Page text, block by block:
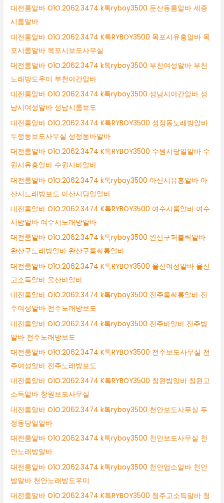
대전룸알바 O1O.2062.3474 k톡ryboy3500 둔산동룸알바 세종
시룸알바
대전룸알바 O1O.2062.3474 K톡RYBOY3500 목포시유흥알바 목
포시룸알바 목포시보도사무실
대전룸알바 O1O.2062.3474 k톡ryboy3500 부천여성알바 부천
노래방도우미 부천야간알바
대전룸알바 O1O.2062.3474 k톡ryboy3500 성남시야간알바 성
남시여성알바 성남시룸보도
대전룸알바 O1O.2062.3474 K톡RYBOY3500 성정동노래방알바
두정동보도사무실 성정동바알바
대전룸알바 O1O.2062.3474 K톡RYBOY3500 수원시당일알바 수
원시유흥알바 수원시바알바
대전룸알바 O1O.2062.3474 k톡ryboy3500 아산시유흥알바 아
산시노래방보도 아산시당일알바
대전룸알바 O1O.2062.3474 K톡RYBOY3500 여수시룸알바 여수
시밤알바 여수시노래방알바
대전룸알바 O1O.2062.3474 k톡ryboy3500 완산구퍼블릭알바
완산구노래방알바 완산구룸싸롱알바
대전룸알바 O1O.2062.3474 K톡RYBOY3500 울산여성알바 울산
고소득알바 울산바알바
대전룸알바 O1O.2062.3474 k톡ryboy3500 전주룸싸롱알바 전
주여성알바 전주노래방보도
대전룸알바 O1O.2062.3474 k톡ryboy3500 전주바알바 전주밤
알바 전주노래방보도
대전룸알바 O1O.2062.3474 K톡RYBOY3500 전주보도사무실 전
주여성알바 전주노래방보도
대전룸알바 O1O.2062.3474 K톡RYBOY3500 창원밤알바 창원고
소득알바 창원보도사무실
대전룸알바 O1O.2062.3474 k톡ryboy3500 천안보도사무실 두
정동당일알바
대전룸알바 O1O.2062.3474 k톡ryboy3500 천안보도사무실 천
안노래방알바
대전룸알바 O1O.2062.3474 k톡ryboy3500 천안업소알바 천안
밤알바 천안노래방도우미
대전룸알바 O1O.2062.3474 K톡RYBOY3500 청주고소득알바 청